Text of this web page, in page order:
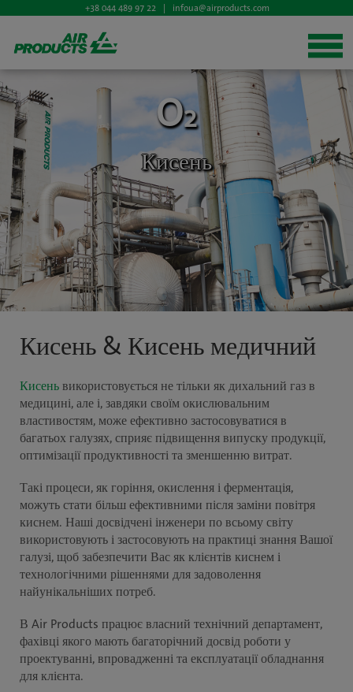
+38 044 489 97 22 | infoua@airproducts.com
O2
Кисень
Кисень & Кисень медичний
Кисеньвикористовується не тільки як дихальний газ в
медицині, але і, завдяки своїм окислювальним
властивостям, може ефективно застосовуватися в
багатьох галузях, сприяє підвищення випуску продукції,
оптимізації продуктивності та зменшенню витрат.
Такі процеси, як горіння, окислення і ферментація,
можуть стати більш ефективними після заміни повітря
киснем. Наші досвідчені інженери по всьому світу
використовують і застосовують на практиці знання Вашої
галузі, щоб забезпечити Вас як клієнтів киснем і
технологічними рішеннями для задоволення
найунікальніших потреб.
В Air Products працює власний технічний департамент,
фахівці якого мають багаторічний досвід роботи у
проектуванні, впровадженні та експлуатації обладнання
для клієнта.